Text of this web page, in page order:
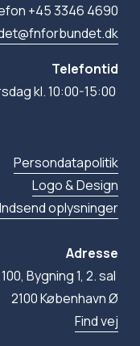
+45 3346 4690
Telefontid
kl. 10:00-15:00
Persondatapolitik
Logo & Design
Indsend oplysninger
Adresse
Bygning 1, 2. sal
2100 København Ø
Find vej